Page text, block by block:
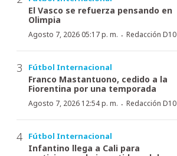
El Vasco se refuerza pensando en
Olimpia
Agosto 7, 2026 05:17 p. m. · Redacción D10
Fútbol Internacional
Franco Mastantuono, cedido a la
Fiorentina por una temporada
Agosto 7, 2026 12:54 p. m. · Redacción D10
Fútbol Internacional
Infantino llega a Cali para